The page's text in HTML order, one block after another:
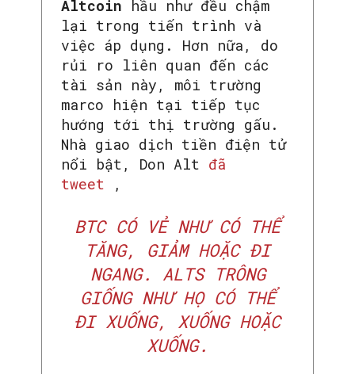
Altcoin hầu như đều ​​chậm
lại trong tiến trình và
việc áp dụng. Hơn nữa, do
rủi ro liên quan đến các
tài sản này, môi trường
marco hiện tại tiếp tục
hướng tới thị trường gấu.
Nhà giao dịch tiền điện tử
nổi bật, Don Alt đã
tweet ,
BTC CÓ VẺ NHƯ CÓ THỂ
TĂNG, GIẢM HOẶC ĐI
NGANG. ALTS TRÔNG
GIỐNG NHƯ HỌ CÓ THỂ
ĐI XUỐNG, XUỐNG HOẶC
XUỐNG.